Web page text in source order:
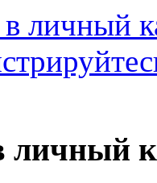
личный
личный